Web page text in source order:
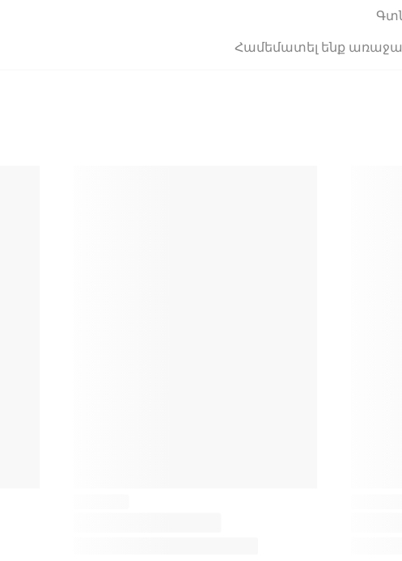
Համեմատել ենք